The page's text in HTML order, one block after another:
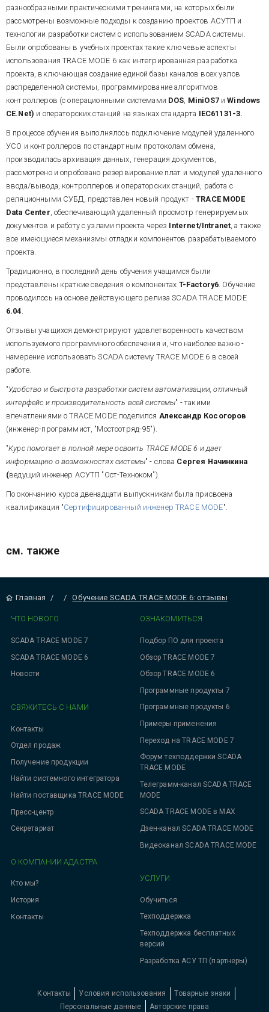
разнообразными практическими тренингами, на которых были
рассмотрены возможные подходы к созданию проектов АСУТП и
технологии разработки систем с использованием SCADA системы.
Были опробованы в учебных проектах такие ключевые аспекты
использования TRACE MODE 6 как интегрированная разработка
проекта, включающая создание единой базы каналов всех узлов
распределенной системы, программирование алгоритмов
контроллеров (с операционными системами DOS, MiniOS7иWindows
CE.Net) и операторских станций на языках стандарта IEC61131-3.
В процессе обучения выполнялось подключение модулей удаленного
УСО и контроллеров по стандартным протоколам обмена,
производилась архивация данных, генерация документов,
рассмотрено и опробовано резервирование плат и модулей удаленного
ввода/вывода, контроллеров и операторских станций, работа с
реляционными СУБД, представлен новый продукт -TRACE MODE
Data Center, обеспечивающийудаленный просмотр генерируемых
документов и работу с узлами проекта через Internet/Intranet, а также
все имеющиеся механизмы отладки компонентов разрабатываемого
проекта.
Традиционно, в последний день обучения учащимся были
представлены краткие сведения о компонентах T-Factory6. Обучение
проводилось на основе действующего релиза SCADA TRACE MODE
6.04.
Отзывы учащихся демонстрируют удовлетворенность качеством
используемого программного обеспечения и, что наиболее важно -
намерение использовать SCADA систему TRACE MODE 6 в своей
работе.
"Удобство и быстрота разработки систем автоматизации, отличный
интерфейс и производительность всей системы" - такими
впечатлениями о TRACE MODE поделился Александр Косогоров
(инженер-программист, "Мостоотряд-95").
"Курс помогает в полной мере освоить TRACE MODE 6 и дает
информацию о возможностях системы" - слова Сергея Начинкина
(ведущий инженер АСУТП "Ост-Техноком").
По окончанию курса двенадцати выпускникам была присвоена
квалификация "Сертифицированный инженер TRACE MODE".
см. также
Главная / / Обучение SCADA TRACE MODE 6: отзывы
ЧТО НОВОГО
SCADA TRACE MODE 7
SCADA TRACE MODE 6
Новости
ОЗНАКОМИТЬСЯ
Подбор ПО для проекта
Обзор TRACE MODE 7
Обзор TRACE MODE 6
Программные продукты 7
Программные продукты 6
Примеры применения
Переход на TRACE MODE 7
Форум техподдержки SCADA
TRACE MODE
Телеграмм-канал SCADA TRACE
MODE
SCADA TRACE MODE в MAX
Дзен-канал SCADA TRACE MODE
Видеоканал SCADA TRACE MODE
УСЛУГИ
Обучиться
Техподдержка
Техподдержка бесплатных
версий
Разработка АСУ ТП (партнеры)
СВЯЖИТЕСЬ С НАМИ
Контакты
Отдел продаж
Получение продукции
Найти системного интегратора
Найти поставщика TRACE MODE
Пресс-центр
Секретариат
О КОМПАНИИ АДАСТРА
Кто мы?
История
Контакты
Контакты Условия использования
Товарные знаки
Персональные данные
Авторские права